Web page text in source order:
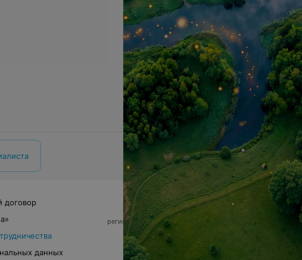
договор
данных
© 2026 ООО «Артокс Лаб», УНП 191700409,
регистрирующий орган - Минский горисполком
220012, Республика Беларусь, г. Минск,
улица Толбухина, 2, пом. 16 | info@relax.by